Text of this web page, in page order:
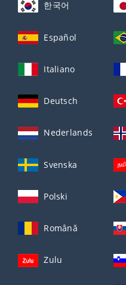
한국어
Español
Italiano
Deutsch
Nederlands
Svenska
Polski
Română
Zulu